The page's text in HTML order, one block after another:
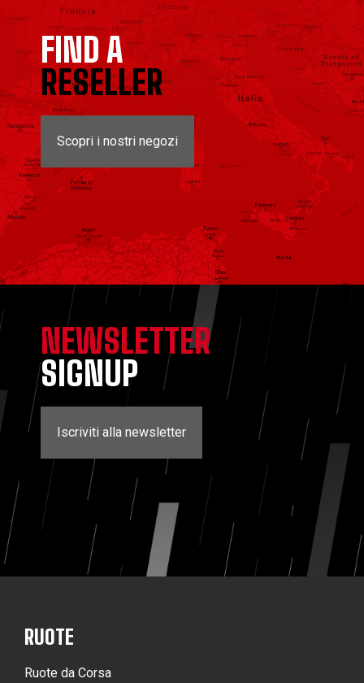
FIND A
RESELLER
Scopri i nostri negozi
NEWSLETTER
SIGNUP
Iscriviti alla newsletter
RUOTE
Ruote da Corsa